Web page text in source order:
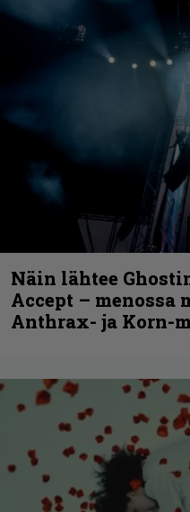
Näin lähtee
Accept – menossa
Anthrax- ja Korn-